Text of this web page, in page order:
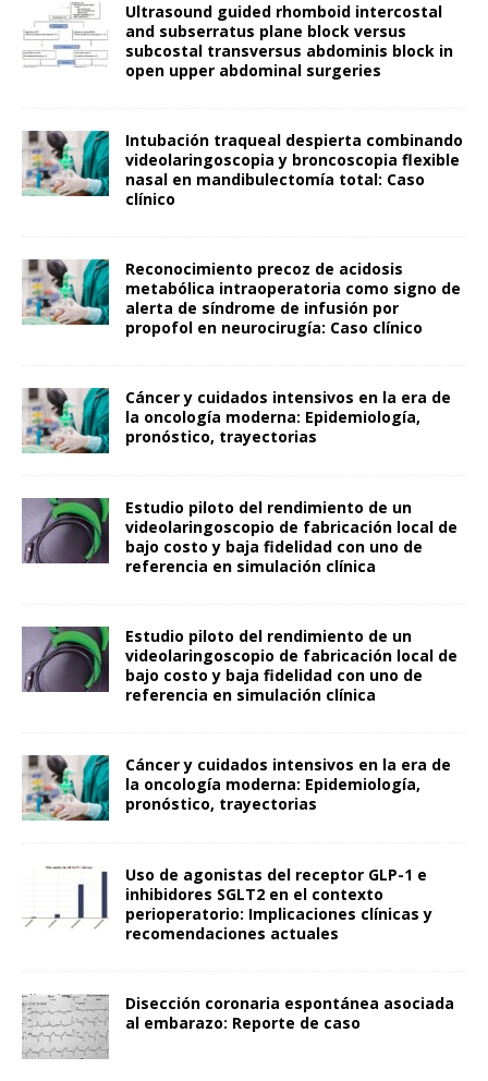
Ultrasound guided rhomboid intercostal
and subserratus plane block versus
subcostal transversus abdominis block in
open upper abdominal surgeries
Intubación traqueal despierta combinando
videolaringoscopia y broncoscopia flexible
nasal en mandibulectomía total: Caso
clínico
Reconocimiento precoz de acidosis
metabólica intraoperatoria como signo de
alerta de síndrome de infusión por
propofol en neurocirugía: Caso clínico
Cáncer y cuidados intensivos en la era de
la oncología moderna: Epidemiología,
pronóstico, trayectorias
Estudio piloto del rendimiento de un
videolaringoscopio de fabricación local de
bajo costo y baja fidelidad con uno de
referencia en simulación clínica
Estudio piloto del rendimiento de un
videolaringoscopio de fabricación local de
bajo costo y baja fidelidad con uno de
referencia en simulación clínica
Cáncer y cuidados intensivos en la era de
la oncología moderna: Epidemiología,
pronóstico, trayectorias
Uso de agonistas del receptor GLP-1 e
inhibidores SGLT2 en el contexto
perioperatorio: Implicaciones clínicas y
recomendaciones actuales
Disección coronaria espontánea asociada
al embarazo: Reporte de caso